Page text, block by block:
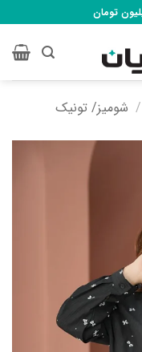
/ شومیز/ تونیک